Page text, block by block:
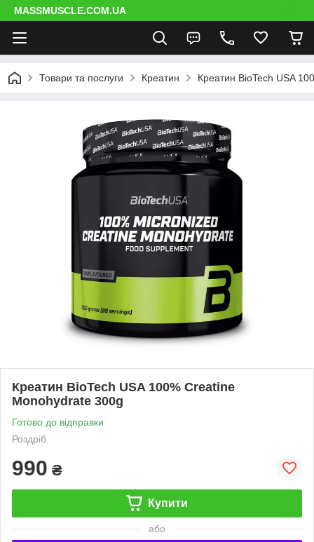
MASSMUSCLE.COM.UA
Товари та послуги Креатин Креатин BioTech USA
Креатин BioTech USA 100% Creatine
Monohydrate 300g
Готово до відправки
Роздріб
990 ₴
Купити
або